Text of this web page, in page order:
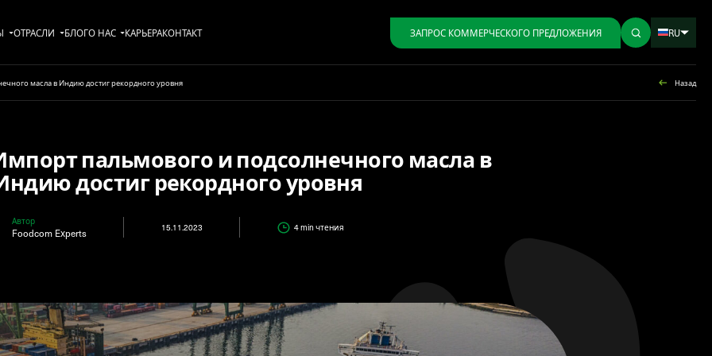
ОТРАСЛИ БЛОГО НАС KАРЬЕРАКОНТАКТ ЗАПРОС КОММЕРЧЕСКОГО ПРЕДЛОЖЕНИЯ RU
масла в Индию достиг рекордного уровня Назад
пальмового и подсолнечного масла в
достиг рекордного уровня
Автор
Foodcom Experts 15.11.2023 4 minчтения